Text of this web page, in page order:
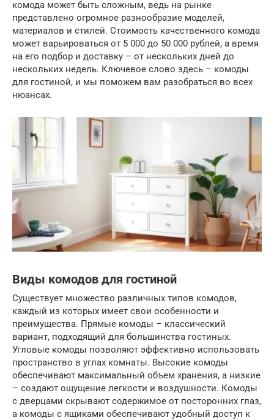
комода может быть сложным, ведь на рынке
представлено огромное разнообразие моделей,
материалов и стилей. Стоимость качественного комода
может варьироваться от 5 000 до 50 000 рублей, а время
на его подбор и доставку – от нескольких дней до
нескольких недель. Ключевое слово здесь – комоды
для гостиной, и мы поможем вам разобраться во всех
нюансах.
Виды комодов для гостиной
Существует множество различных типов комодов,
каждый из которых имеет свои особенности и
преимущества. Прямые комоды – классический
вариант, подходящий для большинства гостиных.
Угловые комоды позволяют эффективно использовать
пространство в углах комнаты. Высокие комоды
обеспечивают максимальный объем хранения, а низкие
– создают ощущение легкости и воздушности. Комоды
с дверцами скрывают содержимое от посторонних глаз,
а комоды с ящиками обеспечивают удобный доступ к